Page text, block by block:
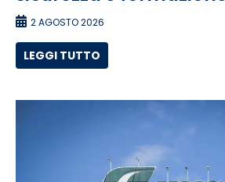
2 AGOSTO 2026
LEGGI TUTTO